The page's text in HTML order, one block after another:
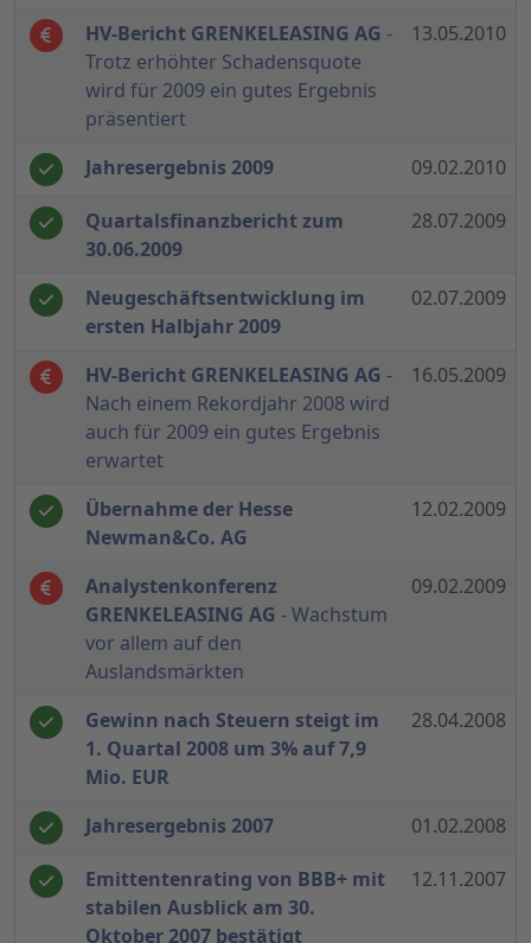
HV-Bericht GRENKELEASING AG -
Trotz erhöhter Schadensquote
wird für 2009 ein gutes Ergebnis
präsentiert
13.05.2010
Jahresergebnis 2009 09.02.2010
Quartalsfinanzbericht zum
30.06.2009
28.07.2009
Neugeschäftsentwicklung im
ersten Halbjahr 2009
02.07.2009
HV-Bericht GRENKELEASING AG -
Nach einem Rekordjahr 2008 wird
auch für 2009 ein gutes Ergebnis
erwartet
16.05.2009
Übernahme der Hesse
Newman&Co. AG
12.02.2009
Analystenkonferenz
GRENKELEASING AG - Wachstum
vor allem auf den
Auslandsmärkten
09.02.2009
Gewinn nach Steuern steigt im
1. Quartal 2008 um 3% auf 7,9
Mio. EUR
28.04.2008
Jahresergebnis 2007 01.02.2008
Emittentenrating von BBB+ mit
stabilen Ausblick am 30.
Oktober 2007 bestätigt
12.11.2007